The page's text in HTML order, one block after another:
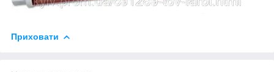
Приховати